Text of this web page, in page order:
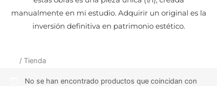
manualmente en mi estudio. Adquirir un original es la
inversión definitiva en patrimonio estético.
/ Tienda
No se han encontrado productos que coincidan con